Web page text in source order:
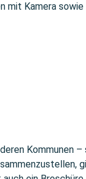
mit Kamera sowie
Kommunen –